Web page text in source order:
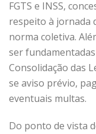
FGTS e INSS,
respeito à jornada
norma coletiva.
ser
Consolidação das
se aviso prévio,
eventuais multas.
Do ponto de vista